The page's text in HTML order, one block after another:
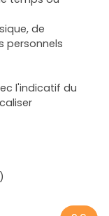
de
personnels
l'indicatif du